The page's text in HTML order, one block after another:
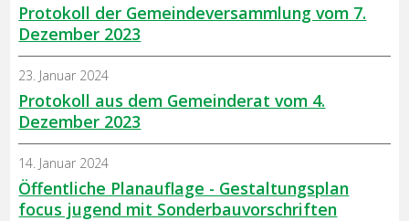
Protokoll der Gemeindeversammlung vom 7.
Dezember 2023
Protokoll aus dem Gemeinderat vom 4.
Dezember 2023
23. Januar 2024
Öffentliche Planauflage - Gestaltungsplan
focus jugend mit Sonderbauvorschriften
14. Januar 2024